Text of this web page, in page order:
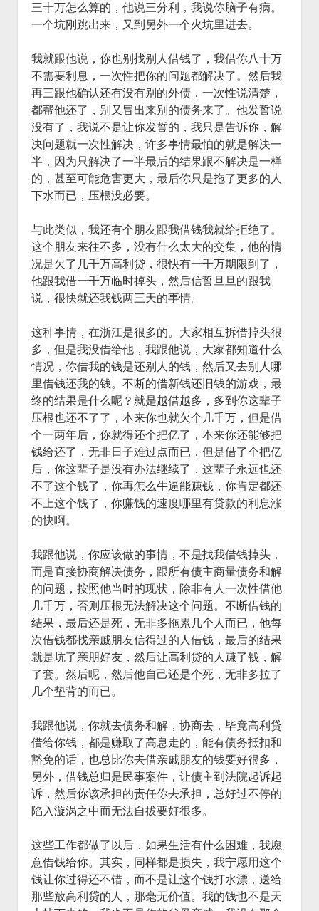
三十万怎么算的，他说三分利，我说你脑子有病。
一个坑刚跳出来，又到另外一个火坑里进去。
我就跟他说，你也别找别人借钱了，我借你八十万
不需要利息，一次性把你的问题都解决了。然后我
再三跟他确认还有没有别的外债，一次性说清楚，
都帮他还了，别又冒出来别的债务来了。他发誓说
没有了，我说不是让你发誓的，我只是告诉你，解
决问题就一次性解决，许多事情最怕的就是解决一
半，因为只解决了一半最后的结果跟不解决是一样
的，甚至可能危害更大，最后你只是拖了更多的人
下水而已，压根没必要。
与此类似，我还有个朋友跟我借钱我就给拒绝了。
这个朋友来往不多，没有什么太大的交集，他的情
况是欠了几千万高利贷，很快有一千万期限到了，
他跟我借一千万临时掉头，然后信誓旦旦的跟我
说，很快就还我钱两三天的事情。
这种事情，在浙江是很多的。大家相互拆借掉头很
多，但是我没借给他，我跟他说，大家都知道什么
情况，你借我的钱是还别人的钱，然后又去别人哪
里借钱还我的钱。不断的借新钱还旧钱的游戏，最
终的结果是什么呢？就是越借越多，多到你这辈子
压根也还不了了，本来你也就欠个几千万，但是借
个一两年后，你就得还个把亿了，本来你还能够把
钱给还了，无非日子难过点而已，但是借了个把亿
后，你这辈子是没有办法继续了，这辈子永远也还
不了这个钱了，你再怎么牛逼能赚钱，你肯定都还
不上这个钱了，你赚钱的速度哪里有贷款的利息涨
的快啊。
我跟他说，你应该做的事情，不是找我借钱掉头，
而是直接协商解决债务，跟所有债主商量债务和解
的问题，按照他当时的现状，除非有人一次性借他
几千万，否则压根无法解决这个问题。不断借钱的
结果，最后还是死，无非多拖累几个人而已，他每
次借钱都找亲戚朋友信得过的人借钱，最后的结果
就是坑了亲朋好友，然后让高利贷的人赚了钱，解
了套。然后呢，然后他自己还是个死，无非多拉了
几个垫背的而已。
我跟他说，你就去债务和解，协商去，毕竟高利贷
借给你钱，都是赚取了高息走的，能有债务抵扣和
豁免的话，也总比你去借亲戚朋友的钱要好很多，
另外，借钱总归是民事案件，让债主到法院起诉起
诉，然后你该承担的责任你去承担，总好过不停的
陷入漩涡之中而无法自拔要好很多。
这些工作都做了以后，如果生活有什么困难，我愿
意借钱给你。其实，同样都是损失，我宁愿用这个
钱让你过得还不错，而不是让这个钱打水漂，送给
那些放高利贷的人，那毫无价值。我的钱也不是天